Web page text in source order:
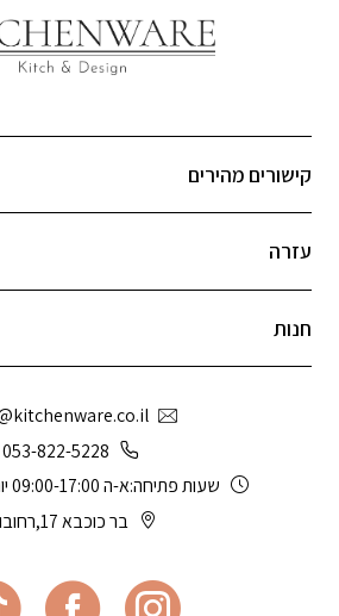
קישורים מהירים
עזרה
חנות
053-822-5228
שעות פתיחה:א-ה 09:00-17:00 יום ו 09:00-13:00
בר כוכבא 17,רחובות.